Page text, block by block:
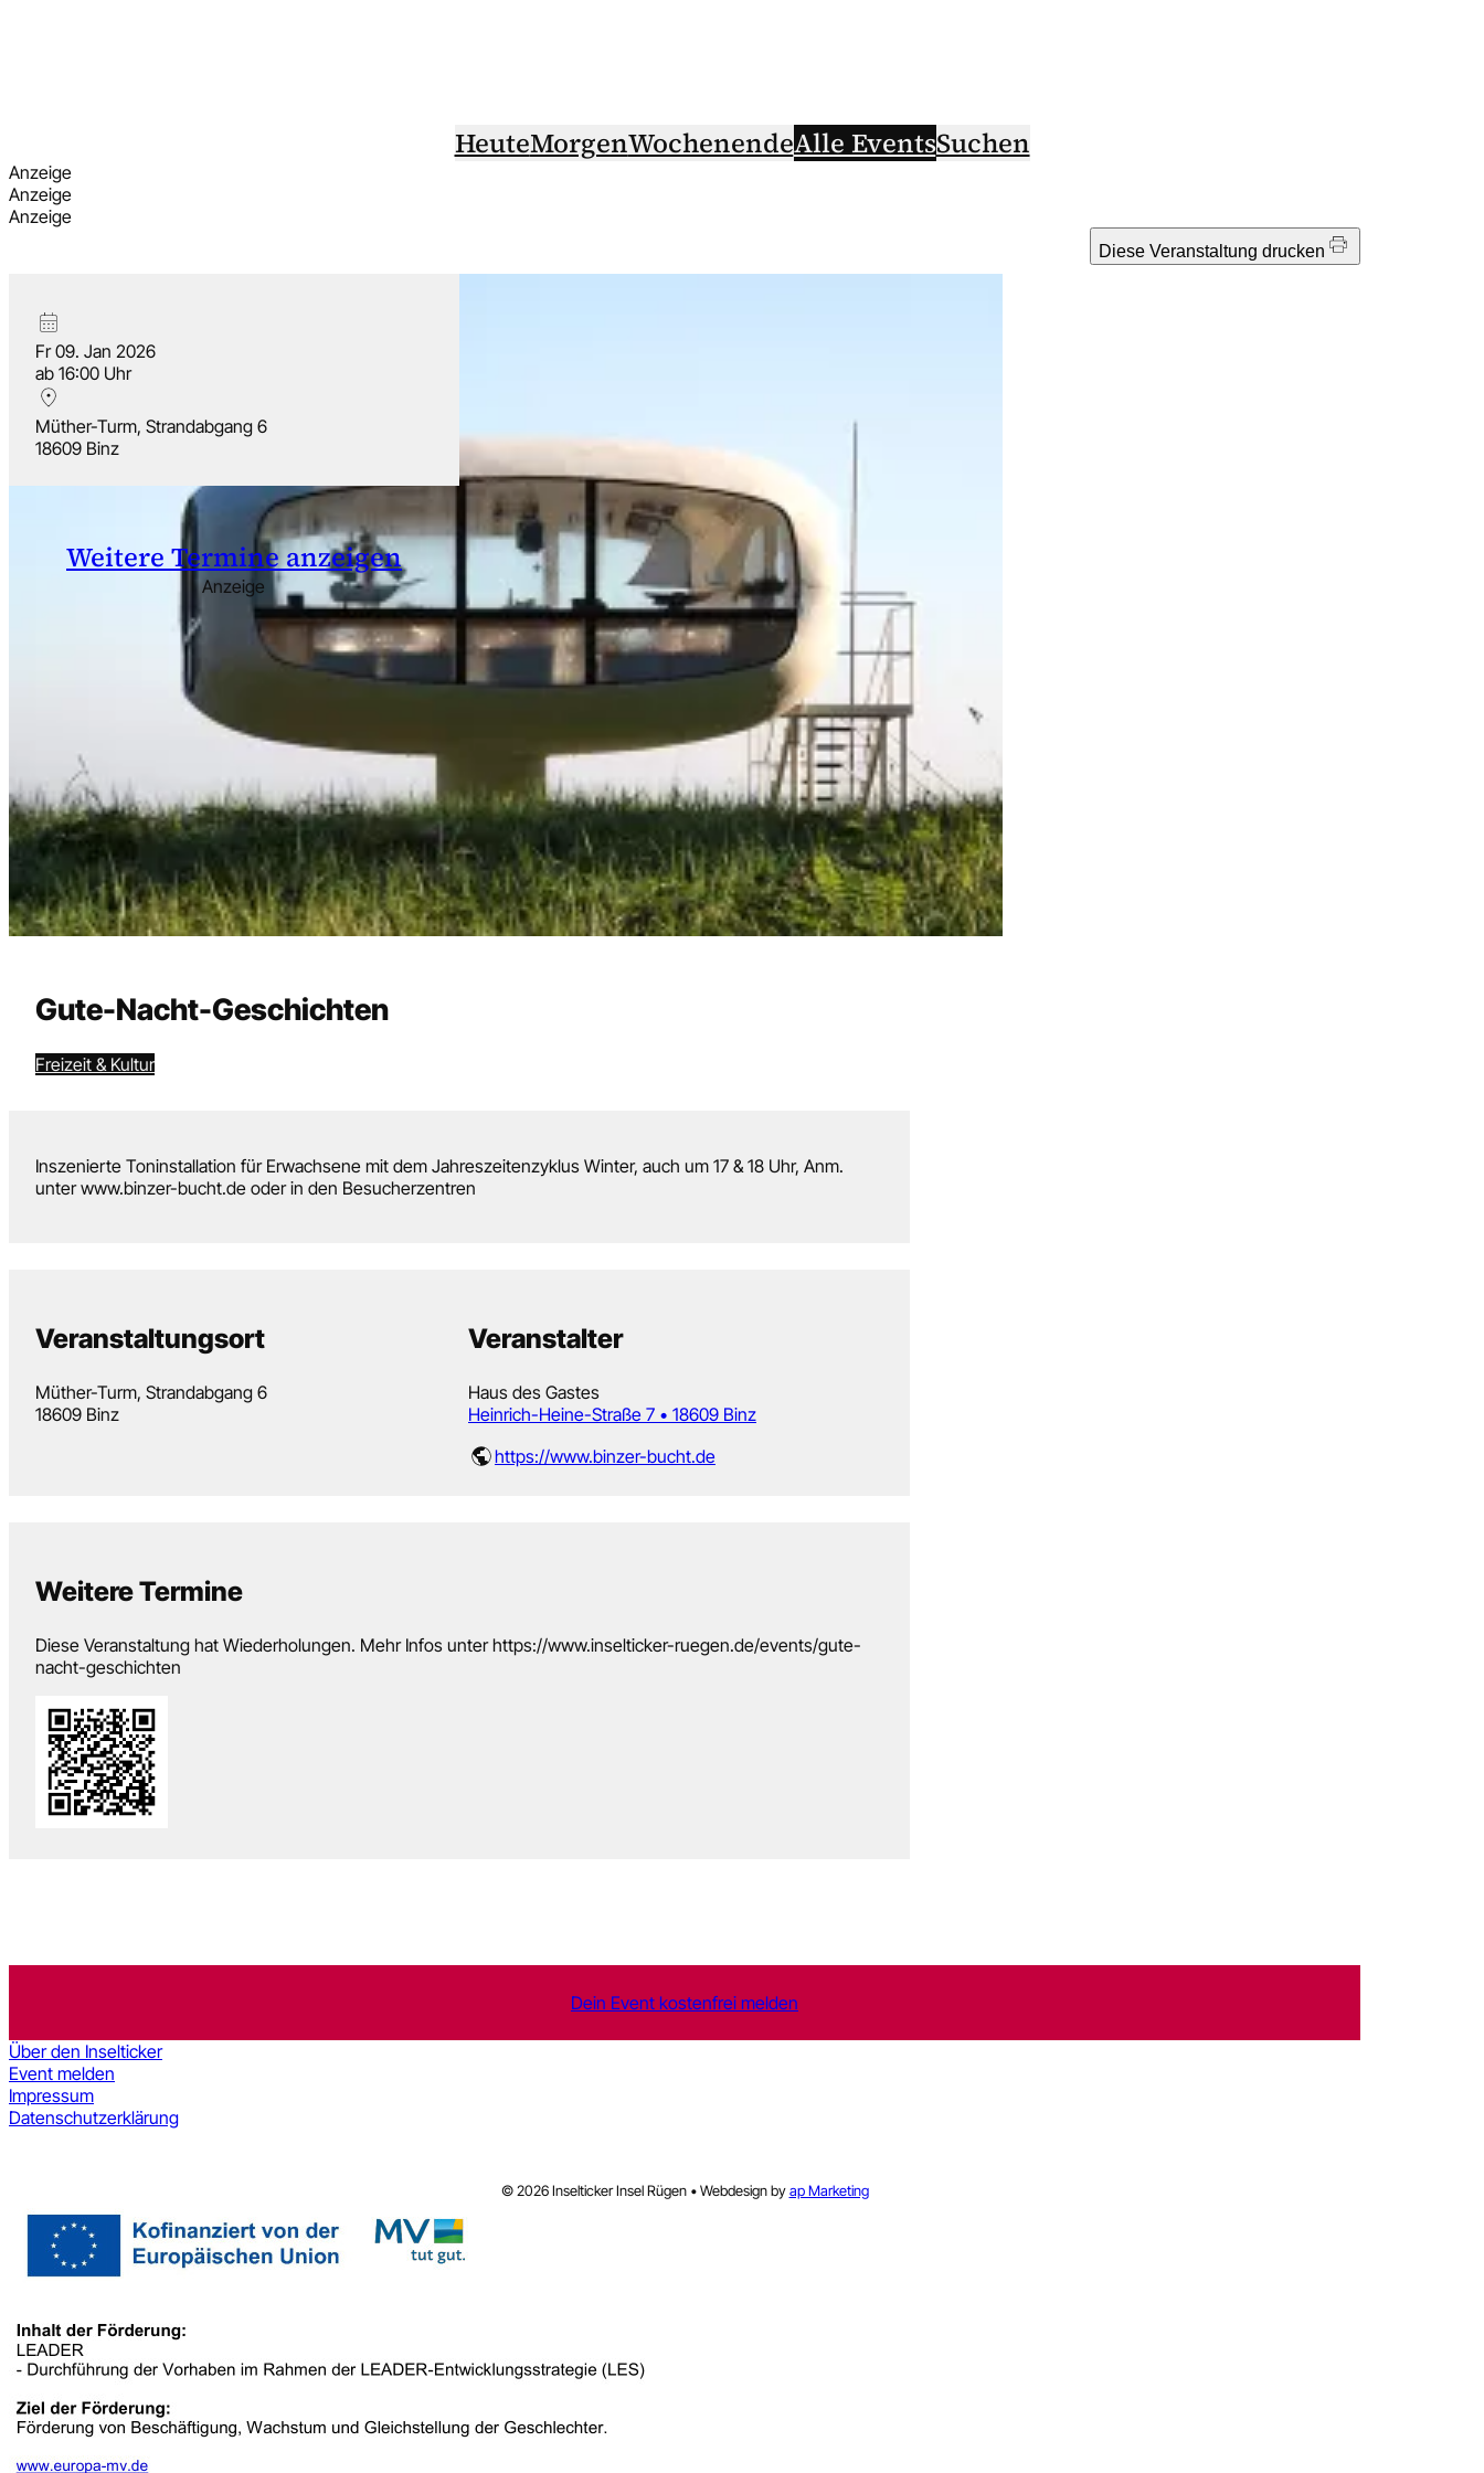
HeuteMorgenWochenendeAlle EventsSuchen
Anzeige
Anzeige
Anzeige
Diese Veranstaltung drucken
Gute-Nacht-Geschichten
Freizeit & Kultur
Fr 09. Jan 2026
ab 16:00 Uhr
Müther-Turm, Strandabgang 6
18609 Binz
Weitere Termine anzeigen
Anzeige
Inszenierte Toninstallation für Erwachsene mit dem Jahreszeitenzyklus Winter, auch um 17 & 18 Uhr, Anm.
unter www.binzer-bucht.de oder in den Besucherzentren
Veranstaltungsort
Müther-Turm, Strandabgang 6
18609 Binz
Veranstalter
Haus des Gastes
Heinrich-Heine-­Straße 7 • 18609 Binz
https://www.binzer-bucht.de
Weitere Termine
Diese Veranstaltung hat Wiederholungen. Mehr Infos unter https://www.inselticker-ruegen.de/events/gute-
nacht-geschichten
Dein Event kostenfrei melden
Über den Inselticker
Event melden
Impressum
Datenschutzerklärung
© 2026 Inselticker Insel Rügen • Webdesign byap Marketing